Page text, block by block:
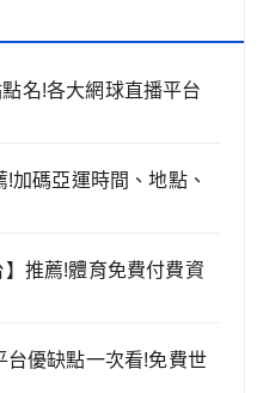
名!各大網球直播平台
!加碼亞運時間、地點、
推薦!體育免費付費資
台優缺點一次看!免費世